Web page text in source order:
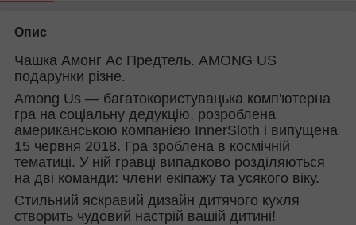
Опис
Чашка Амонг Ас Предтель. AMONG US
подарунки різне.
Among Us — багатокористувацька комп'ютерна
гра на соціальну дедукцію, розроблена
американською компанією InnerSloth і випущена
15 червня 2018. Гра зроблена в космічній
тематиці. У ній гравці випадково розділяються
на дві команди: члени екіпажу та усякого віку.
Стильний яскравий дизайн дитячого кухля
створить чудовий настрій вашій дитині!